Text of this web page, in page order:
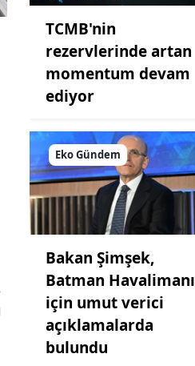
TCMB'nin
rezervlerinde artan
momentum devam
ediyor
Eko Gündem
Bakan Şimşek,
Batman Havalimanı
için umut verici
açıklamalarda
bulundu